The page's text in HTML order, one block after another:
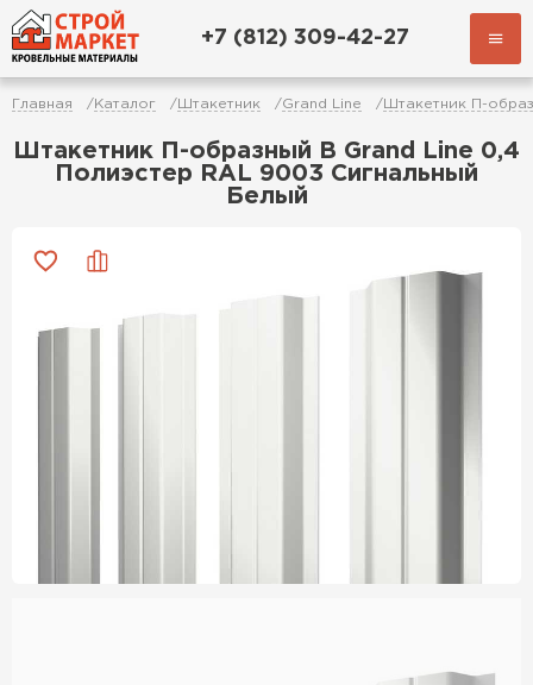
+7 (812) 309-42-27
Главная Каталог Штакетник Grand Line Штакетник П-
Штакетник П-образный В Grand Line 0,4
Полиэстер RAL 9003 Сигнальный
Белый